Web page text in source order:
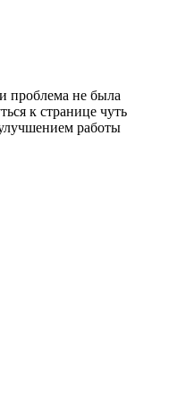
проблема не была
к странице чуть
работы